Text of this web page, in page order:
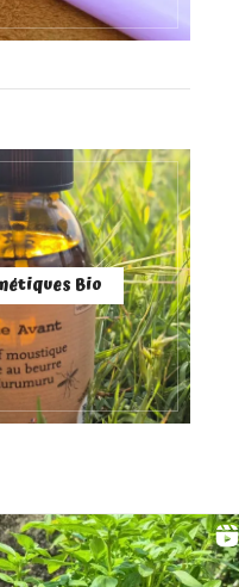
Bio